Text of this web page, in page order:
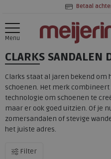
Betaal
Menu
CLARKS SANDALEN
Clarks staat al jaren bekend
schoenen. Het merk
technologie om schoenen te
maar er ook goed uitzien. Of je
zomersandalen of stevige
het juiste adres.
Filter